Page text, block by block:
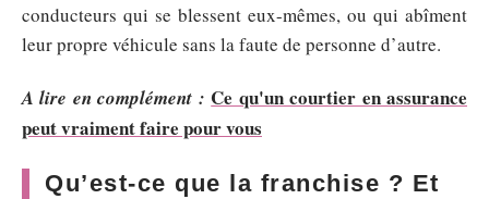
conducteurs qui se blessent eux-mêmes, ou qui abîment
leur propre véhicule sans la faute de personne d’autre.
A lire en complément : Ce qu'un courtier en assurance
peut vraiment faire pour vous
Qu’est-ce que la franchise ? Et